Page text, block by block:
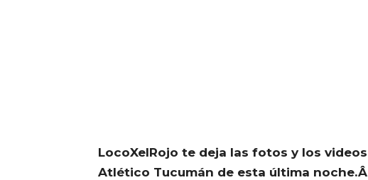
LocoXelRojo te deja las fotos y los videos
Atlético Tucumán de esta última noche.Â